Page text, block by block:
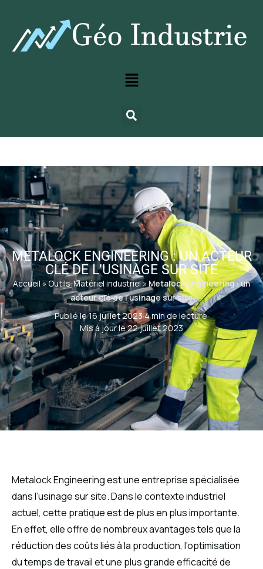
METALOCK ENGINEERING : UN ACTEUR
CLÉ DE L’USINAGE SUR SITE
Accueil »Outils-Matériel industriel » Metalock Engineering : un
acteur clé de l’usinage sur site
Publié le 16 juillet 2023·4 min de lecture·
Mis à jour le 22 juillet 2023
Metalock Engineering est une entreprise spécialisée
dans l’usinage sur site. Dans le contexte industriel
actuel, cette pratique est de plus en plus importante.
En effet, elle offre de nombreux avantages tels que la
réduction des coûts liés à la production, l’optimisation
du temps de travail et une plus grande efficacité de